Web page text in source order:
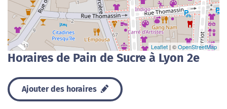
Leaflet | ©OpenStreetMap
Horaires de Pain de Sucre à Lyon 2e
Ajouter des horaires